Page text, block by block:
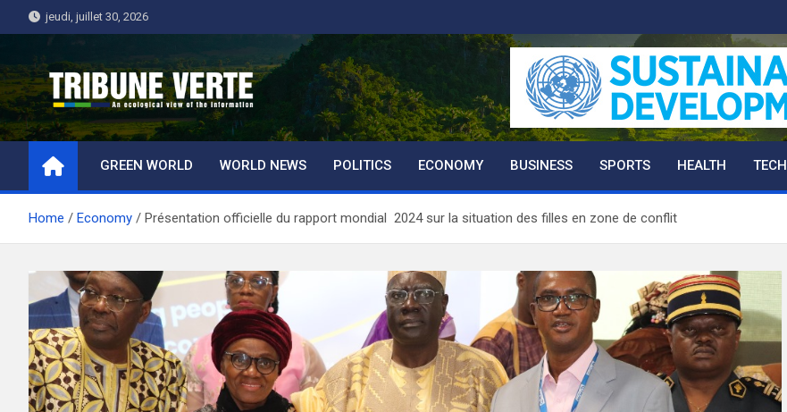
to
jeudi, juillet 30, 2026
Tribune Verte
Un regard écologique de l'information
GREEN WORLD WORLD NEWS POLITICS ECONOMY BUSINESS SPORTS HEALTH TECH
Home Economy Présentation officielle du rapport mondial 2024 sur la situation des filles en zone de conflit